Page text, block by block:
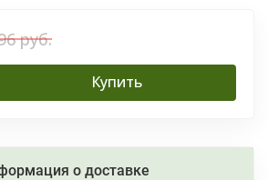
руб.
Купить
о доставке